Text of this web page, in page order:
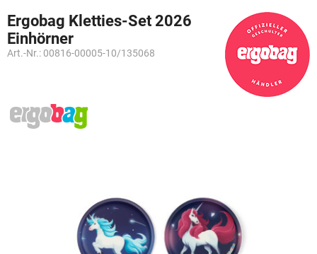
Ergobag Kletties-Set 2026
Einhörner
Art.-Nr.: 00816-00005-10/135068